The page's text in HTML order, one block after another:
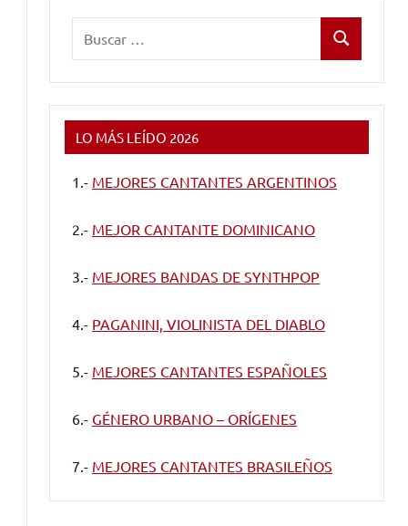
Buscar
LO MÁS LEÍDO 2026
1.- MEJORES CANTANTES ARGENTINOS
2.- MEJOR CANTANTE DOMINICANO
3.- MEJORES BANDAS DE SYNTHPOP
4.- PAGANINI, VIOLINISTA DEL DIABLO
5.- MEJORES CANTANTES ESPAÑOLES
6.- GÉNERO URBANO – ORÍGENES
7.- MEJORES CANTANTES BRASILEÑOS